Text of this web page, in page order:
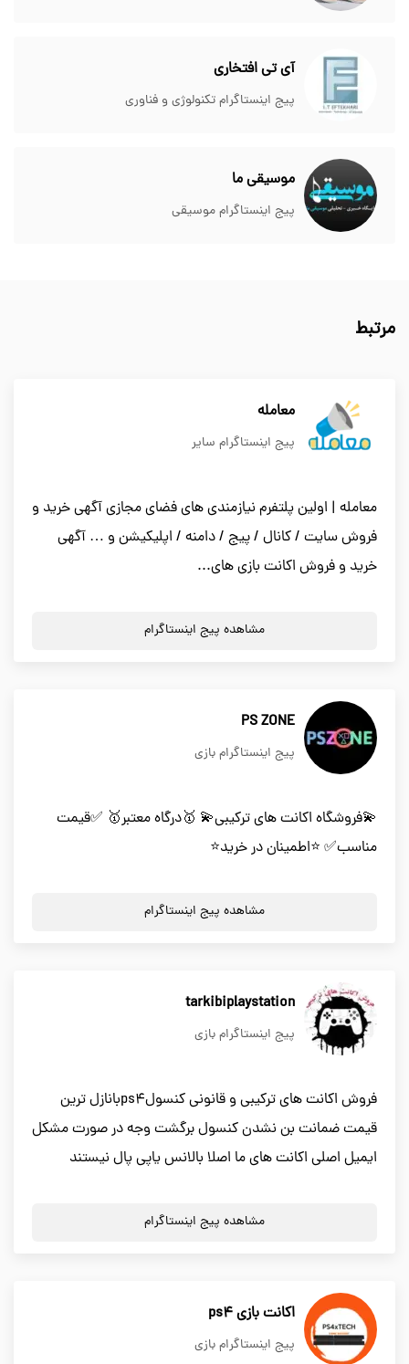
آی تی افتخاری
پیج اینستاگرام تکنولوژی و فناوری
موسیقی ما
پیج اینستاگرام موسیقی
مرتبط
معامله
پیج اینستاگرام سایر
معامله | اولین پلتفرم نیازمندی های فضای مجازی آگهی خرید و
فروش سایت / کانال / پیج / دامنه / اپلیکیشن و … آگهی
خرید و فروش اکانت بازی های...
مشاهده پیج اینستاگرام
PS ZONE
پیج اینستاگرام بازی
💫فروشگاه اکانت های ترکیبی💫 🥇درگاه معتبر🥇 ✅قیمت
مناسب✅ ⭐️اطمینان در خرید⭐️
مشاهده پیج اینستاگرام
tarkibiplaystation
پیج اینستاگرام بازی
فروش اکانت های ترکیبی و قانونی کنسولps4بانازل ترین
قیمت ضمانت بن نشدن کنسول برگشت وجه در صورت مشکل
ایمیل اصلی اکانت های ما اصلا بالانس یاپی پال نیستند
مشاهده پیج اینستاگرام
اکانت بازی ps4
پیج اینستاگرام بازی